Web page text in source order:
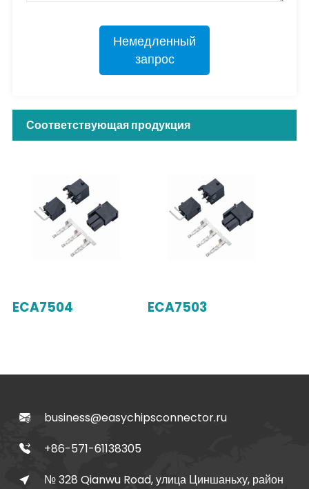
Немедленный
запрос
Соответствующая продукция
ECA7504 ECA7503
business@easychipsconnector.ru
+86-571-61138305
№ 328 Qianwu Road, улица Циншаньху, район